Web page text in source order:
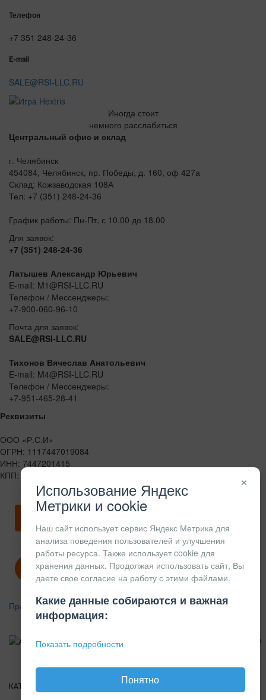
Телефон
+7 351 248-24-36
E-mail
SALE@RSI-LLC.RU
Иногда стоит
немного расслабиться
Центральный офис и склад
г. Челябинск
454084, Челябинск, пр. Победы, д. 160, оф 427а
Склад: Кожзаводская 108А
Тел: +7 (351) 248-24-36
График работы: Пн-Пт, с 10.00 до 18.00
Для заявок:
+7 (351) 248-24-36
Латышев Александр Юрьевич
E-mail: M1@RSI-LLC.RU
Телефон / Мессенджеры:
+7-900-060-96-10
Почта для заявок:
SALE@RSI-LLC.RU
Тихонов Вячеслав Анатольевич
E-mail: M4@RSI-LLC.RU
Телефон / Мессенджеры:
+7-951-465-28-41
Реквизиты
ООО «Р.С.И»
ОГРН: 1117447019084
ИНН: 7447201415
КПП: 744701001
Скачать карточку предприятия
Политика конфиденциальности
Правила возврата
КОНСТРУКЦИОННЫЙ
КАТАЛОГ
×
Использование Яндекс
Метрики и cookie
Наш сайт использует сервис Яндекс Метрика для
анализа поведения пользователей и улучшения
работы ресурса. Также использует cookie для
хранения данных. Продолжая использовать сайт, Вы
даете свое согласие на работу с этими файлами.
Какие данные собираются и важная
информация:
Показать подробности
Понятно